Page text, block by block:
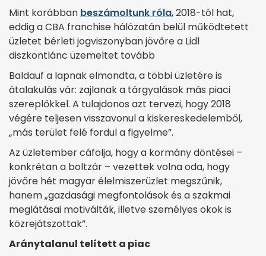
Mint korábban beszámoltunk róla, 2018-tól hat,
eddig a CBA franchise hálózatán belül működtetett
üzletet bérleti jogviszonyban jövőre a Lidl
diszkontlánc üzemeltet tovább
Baldauf a lapnak elmondta, a többi üzletére is
átalakulás vár: zajlanak a tárgyalások más piaci
szereplőkkel. A tulajdonos azt tervezi, hogy 2018
végére teljesen visszavonul a kiskereskedelemből,
„más terület felé fordul a figyelme”.
Az üzletember cáfolja, hogy a kormány döntései –
konkrétan a boltzár – vezettek volna oda, hogy
jövőre hét magyar élelmiszerüzlet megszűnik,
hanem „gazdasági megfontolások és a szakmai
meglátásai motiválták, illetve személyes okok is
közrejátszottak”.
Aránytalanul telített a piac